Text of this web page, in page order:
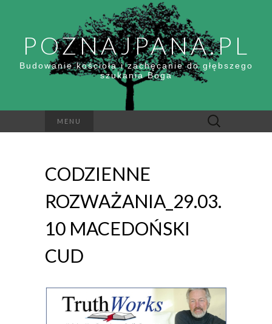
POZNAJPANA.PL
Budowanie kościoła i zachęcanie do głębszego
szukania Boga
MENU Szukaj:
CODZIENNE
ROZWAŻANIA_29.03.
10 MACEDOŃSKI
CUD